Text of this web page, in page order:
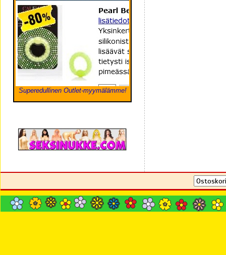
Superedullinen Outlet-myymälämme!